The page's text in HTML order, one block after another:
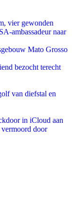
vier gewonden
ambassadeur naar
Mato Grosso
bezocht terecht
van diefstal en
in iCloud aan
door